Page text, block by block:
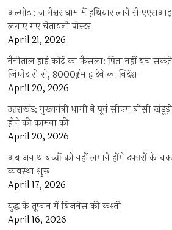
अल्मोड़ा: जागेश्वर धाम में हथियार लाने से
लगाए गए चेतावनी पोस्टर
April 21, 2026
नैनीताल हाई कोर्ट का फैसला: पिता नहीं बच
जिम्मेदारी से, 8000₹/माह देने का निर्देश
April 20, 2026
उत्तराखंड: मुख्यमंत्री धामी ने पूर्व सीएम बीसी
होने की कामना की
April 20, 2026
अब अनाथ बच्चों को नहीं लगाने होंगे दफ्तरों के
व्यवस्था शुरू
April 17, 2026
युद्ध के तूफान में बिजनेस की कश्ती
April 16, 2026